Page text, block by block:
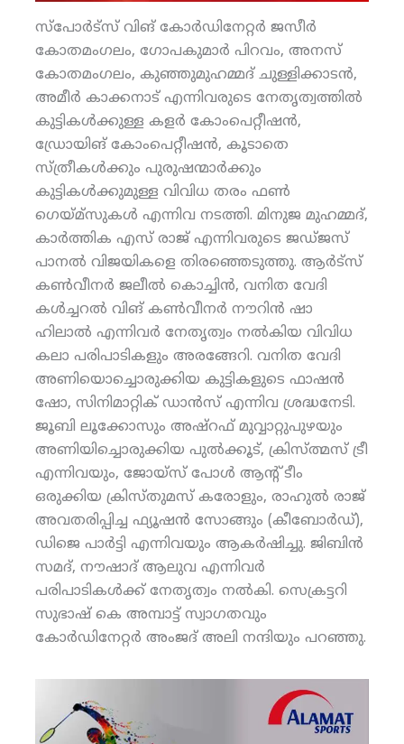
സ്‌പോര്‍ട്‌സ് വിങ് കോര്‍ഡിനേറ്റര്‍ ജസീര്‍
കോതമംഗലം, ഗോപകുമാര്‍ പിറവം, അനസ്
കോതമംഗലം, കുഞ്ഞുമുഹമ്മദ് ചുള്ളിക്കാടന്‍,
അമീര്‍ കാക്കനാട് എന്നിവരുടെ നേതൃത്വത്തില്‍
കുട്ടികള്‍ക്കുള്ള കളര്‍ കോംപെറ്റീഷന്‍,
ഡ്രോയിങ് കോംപെറ്റീഷന്‍, കൂടാതെ
സ്ത്രീകള്‍ക്കും പുരുഷന്മാര്‍ക്കും
കുട്ടികള്‍ക്കുമുള്ള വിവിധ തരം ഫണ്‍
ഗെയ്മ്‌സുകള്‍ എന്നിവ നടത്തി. മിനുജ മുഹമ്മദ്,
കാര്‍ത്തിക എസ് രാജ് എന്നിവരുടെ ജഡ്ജസ്
പാനല്‍ വിജയികളെ തിരഞ്ഞെടുത്തു. ആര്‍ട്‌സ്
കണ്‍വീനര്‍ ജലീല്‍ കൊച്ചിന്‍, വനിത വേദി
കള്‍ച്ചറല്‍ വിങ് കണ്‍വീനര്‍ നൗറിന്‍ ഷാ
ഹിലാല്‍ എന്നിവര്‍ നേതൃത്വം നല്‍കിയ വിവിധ
കലാ പരിപാടികളും അരങ്ങേറി. വനിത വേദി
അണിയൊച്ചൊരുക്കിയ കുട്ടികളുടെ ഫാഷന്‍
ഷോ, സിനിമാറ്റിക് ഡാന്‍സ് എന്നിവ ശ്രദ്ധനേടി.
ജൂബി ലൂക്കോസും അഷ്‌റഫ് മുവ്വാറ്റുപുഴയും
അണിയിച്ചൊരുക്കിയ പുല്‍ക്കൂട്, ക്രിസ്ത്മസ് ട്രീ
എന്നിവയും, ജോയ്‌സ് പോള്‍ ആന്റ് ടീം
ഒരുക്കിയ ക്രിസ്തുമസ് കരോളും, രാഹുല്‍ രാജ്
അവതരിപ്പിച്ച ഫ്യൂഷന്‍ സോങ്ങും (കീബോര്‍ഡ്),
ഡിജെ പാര്‍ട്ടി എന്നിവയും ആകര്‍ഷിച്ചു. ജിബിന്‍
സമദ്, നൗഷാദ് ആലുവ എന്നിവര്‍
പരിപാടികള്‍ക്ക് നേതൃത്വം നല്‍കി. സെക്രട്ടറി
സുഭാഷ് കെ അമ്പാട്ട് സ്വാഗതവും
കോര്‍ഡിനേറ്റര്‍ അംജദ് അലി നന്ദിയും പറഞ്ഞു.